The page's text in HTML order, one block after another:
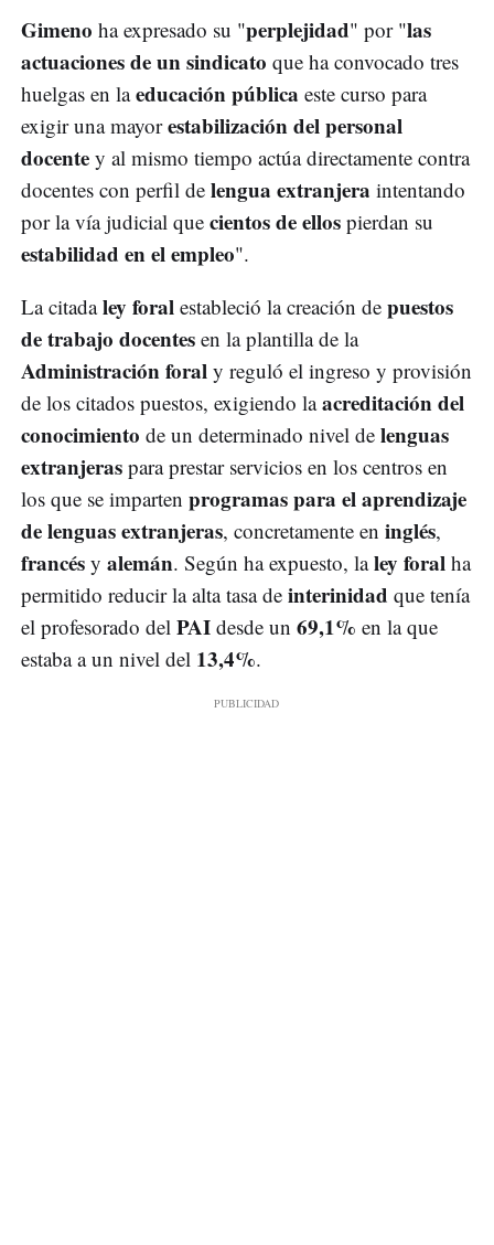
Gimeno ha expresado su "perplejidad" por "las
actuaciones de un sindicato que ha convocado tres
huelgas en laeducación pública este curso para
exigir una mayorestabilización del personal
docente y al mismo tiempo actúa directamente contra
docentes con perfil de lengua extranjera intentando
por la vía judicial que cientos de ellos pierdan su
estabilidad en el empleo".
La citadaley foral estableció la creación de puestos
de trabajo docentes en la plantilla de la
Administración foral y reguló el ingreso y provisión
de los citados puestos, exigiendo laacreditación del
conocimiento de un determinado nivel de lenguas
extranjeras para prestar servicios en los centros en
los que se imparten programas para el aprendizaje
de lenguas extranjeras, concretamente en inglés,
francés y alemán. Según ha expuesto, laley foral ha
permitido reducir la alta tasa de interinidad que tenía
el profesorado del PAI desde un 69,1% en la que
estaba a un nivel del 13,4%.